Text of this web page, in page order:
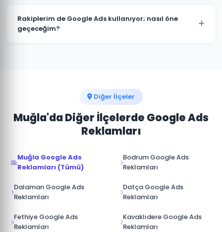
müşterimize aittir. Ajans erişimi yönetici (admin)
seviyesinde değil, reklam yöneticisi seviyesinde
Rakiplerim de Google Ads kullanıyor; nasıl öne
geçeceğim?
yöneterek üstünlük sağlıyoruz.
Diğer İlçeler
Muğla'da Diğer İlçelerde Google Ads
Reklamları
Muğla Google Ads
Reklamları (Tümü)
Bodrum Google Ads
Reklamları
Dalaman Google Ads
Reklamları
Datça Google Ads
Reklamları
Fethiye Google Ads
Reklamları
Kavaklıdere Google Ads
Reklamları